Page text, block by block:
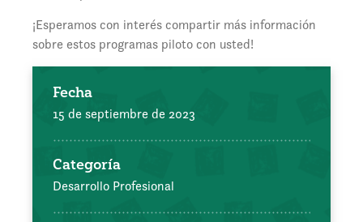
¡Esperamos con interés compartir más información
sobre estos programas piloto con usted!
Fecha
15 de septiembre de 2023
Categoría
Desarrollo Profesional